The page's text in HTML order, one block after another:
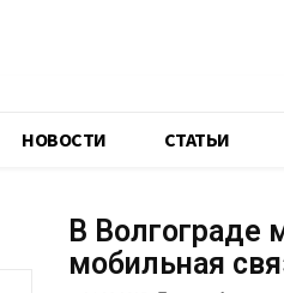
НОВОСТИ CТАТЬИ
В Волгограде
мобильная